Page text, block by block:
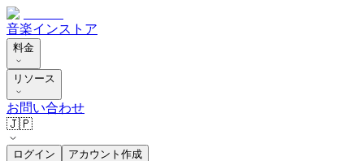
音楽インストア
料金
リソース
お問い合わせ
🇯🇵
ログイン アカウント作成